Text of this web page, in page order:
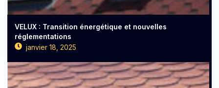
VELUX : Transition énergétique et nouvelles
réglementations
janvier 18, 2025